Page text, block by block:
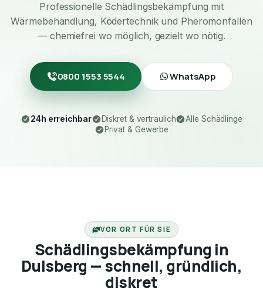
Professionelle Schädlingsbekämpfung mit
Wärmebehandlung, Ködertechnik und Pheromonfallen
— chemiefrei wo möglich, gezielt wo nötig.
0800 1553 5544 WhatsApp
24h erreichbar Diskret & vertraulich
Alle Schädlinge
Privat & Gewerbe
VOR ORT FÜR SIE
Schädlingsbekämpfung in
Dulsberg — schnell, gründlich,
diskret